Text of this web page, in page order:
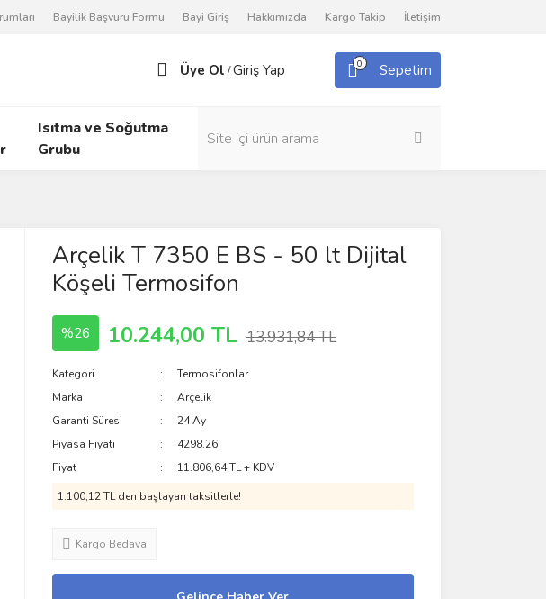
Bayilik Başvuru Formu Bayi Giriş Hakkımızda Kargo Takip İletişim
Üye Ol /Giriş Yap 0 Sepetim
Isıtma ve Soğutma
Grubu
Arçelik T 7350 E BS - 50 lt Dijital
Köşeli Termosifon
%26 10.244,00 TL 13.931,84 TL
Kategori
Termosifonlar
Marka
Arçelik
Garanti Süresi
24 Ay
Piyasa Fiyatı
4298.26
Fiyat
11.806,64 TL + KDV
1.100,12 TL den başlayan taksitlerle!
Kargo Bedava